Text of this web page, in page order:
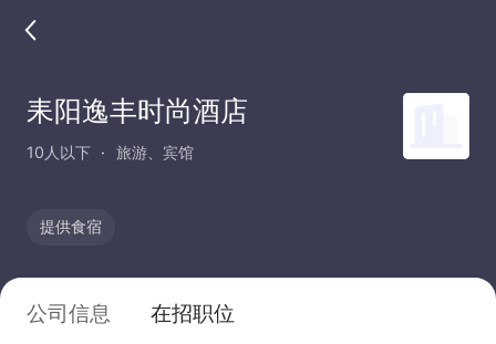
耒阳逸丰时尚酒店
10人以下 旅游、宾馆
提供食宿
公司信息 在招职位